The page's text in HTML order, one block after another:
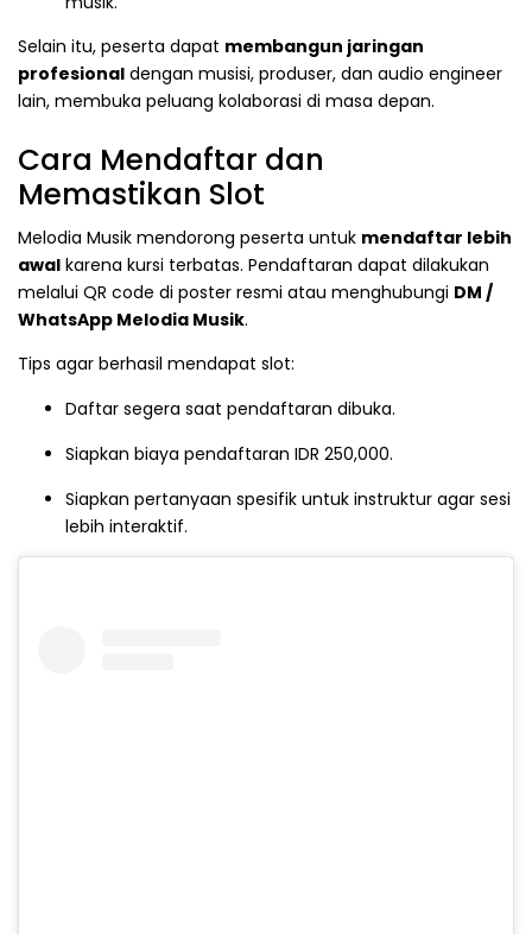
Selain itu, peserta dapat membangun jaringan
profesional dengan musisi, produser, dan audio engineer
lain, membuka peluang kolaborasi di masa depan.
Cara Mendaftar dan
Memastikan Slot
Melodia Musik mendorong peserta untuk mendaftar lebih
awal karena kursi terbatas. Pendaftaran dapat dilakukan
melalui QR code di poster resmi atau menghubungi DM /
WhatsApp Melodia Musik.
Tips agar berhasil mendapat slot:
Daftar segera saat pendaftaran dibuka.
Siapkan biaya pendaftaran IDR 250,000.
Siapkan pertanyaan spesifik untuk instruktur agar sesi
lebih interaktif.